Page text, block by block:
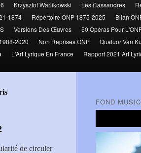
Krzysztof Warlikowski Les Cassandres
1874 Répertoire ONP 1875-2025 Bilan
Versions Des Œuvres 50 Opéras Pour
2020 Non Reprises ONP Quatuor Van
L'Art Lyrique En France Rapport 2021 Art
de circuler
FOND